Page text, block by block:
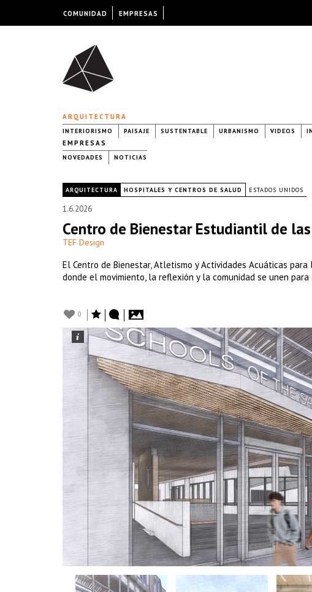
ARQUITECTURA
INTERIORISMO PAISAJE SUSTENTABLE URBANISMO VIDEOS
EMPRESAS
NOVEDADES NOTICIAS
ARQUITECTURA HOSPITALES Y CENTROS DE SALUD ESTADOS UNIDOS
1.6.2026
Centro de Bienestar Estudiantil de
TEF Design
El Centro de Bienestar, Atletismo y Actividades Acuáticas
donde el movimiento, la reflexión y la comunidad se unen
0
COMUNIDAD EMPRESAS